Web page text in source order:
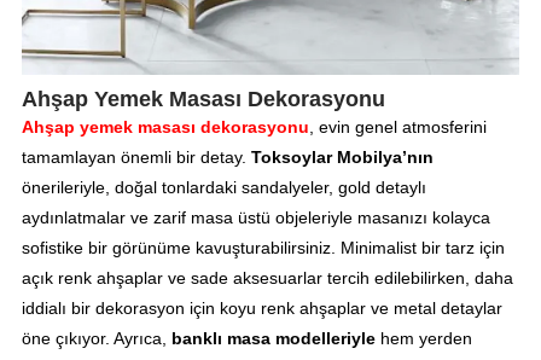
Ahşap Yemek Masası Dekorasyonu
Ahşap yemek masası dekorasyonu, evin genel atmosferini
tamamlayan önemli bir detay. Toksoylar Mobilya’nın
önerileriyle, doğal tonlardaki sandalyeler, gold detaylı
aydınlatmalar ve zarif masa üstü objeleriyle masanızı kolayca
sofistike bir görünüme kavuşturabilirsiniz. Minimalist bir tarz için
açık renk ahşaplar ve sade aksesuarlar tercih edilebilirken, daha
iddialı bir dekorasyon için koyu renk ahşaplar ve metal detaylar
öne çıkıyor. Ayrıca, banklı masa modelleriylehem yerden